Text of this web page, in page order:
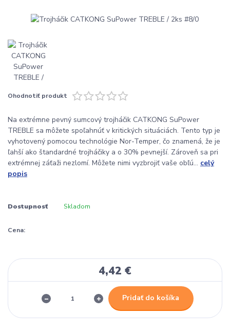
Ohodnotiť produkt
Na extrémne pevný sumcový trojháčik CATKONG SuPower
TREBLE sa môžete spoľahnúť v kritických situáciách. Tento typ je
vyhotovený pomocou technológie Nor-Temper, čo znamená, že je
ľahší ako štandardné trojháčiky a o 30% pevnejší. Zároveň sa pri
extrémnej záťaži nezlomí. Môžete nimi vyzbrojiť vaše obľú... celý
popis
Dostupnosť Skladom
Cena:
4,42 €
Pridať do košíka